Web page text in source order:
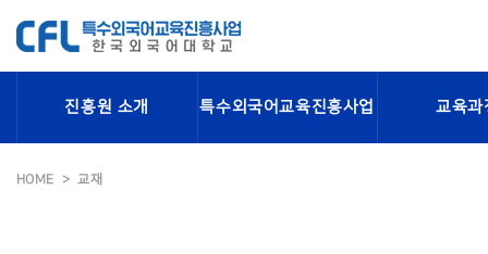
진흥원 소개 특수외국어교육진흥사업 교육과
HOME 교재